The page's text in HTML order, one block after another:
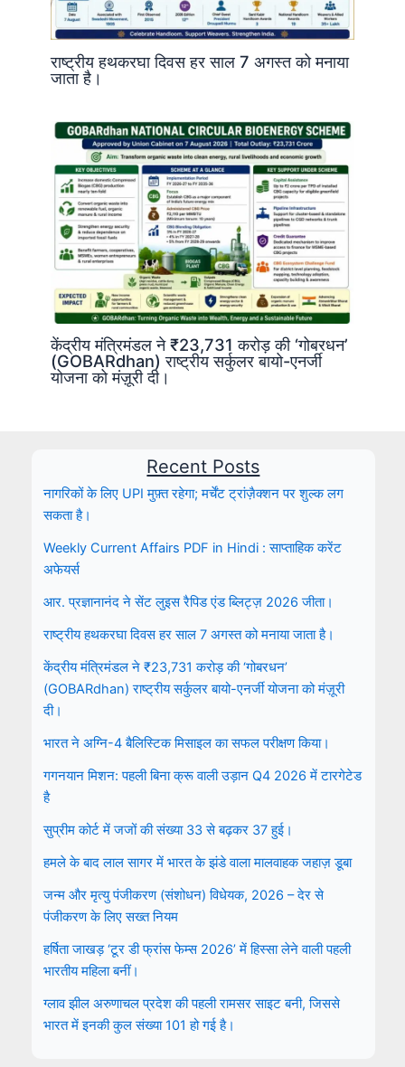
राष्ट्रीय हथकरघा दिवस हर साल 7 अगस्त को मनाया
जाता है।
केंद्रीय मंत्रिमंडल ने ₹23,731 करोड़ की ‘गोबरधन’
(GOBARdhan) राष्ट्रीय सर्कुलर बायो-एनर्जी
योजना को मंज़ूरी दी।
Recent Posts
नागरिकों के लिए UPI मुफ़्त रहेगा; मर्चेंट ट्रांज़ैक्शन पर शुल्क लग
सकता है।
Weekly Current Affairs PDF in Hindi : साप्ताहिक करेंट
अफेयर्स
आर. प्रज्ञानानंद ने सेंट लुइस रैपिड एंड ब्लिट्ज़ 2026 जीता।
राष्ट्रीय हथकरघा दिवस हर साल 7 अगस्त को मनाया जाता है।
केंद्रीय मंत्रिमंडल ने ₹23,731 करोड़ की ‘गोबरधन’
(GOBARdhan) राष्ट्रीय सर्कुलर बायो-एनर्जी योजना को मंज़ूरी
दी।
भारत ने अग्नि-4 बैलिस्टिक मिसाइल का सफल परीक्षण किया।
गगनयान मिशन: पहली बिना क्रू वाली उड़ान Q4 2026 में टारगेटेड
है
सुप्रीम कोर्ट में जजों की संख्या 33 से बढ़कर 37 हुई।
हमले के बाद लाल सागर में भारत के झंडे वाला मालवाहक जहाज़ डूबा
जन्म और मृत्यु पंजीकरण (संशोधन) विधेयक, 2026 – देर से
पंजीकरण के लिए सख्त नियम
हर्षिता जाखड़ ‘टूर डी फ्रांस फेम्स 2026’ में हिस्सा लेने वाली पहली
भारतीय महिला बनीं।
ग्लाव झील अरुणाचल प्रदेश की पहली रामसर साइट बनी, जिससे
भारत में इनकी कुल संख्या 101 हो गई है।